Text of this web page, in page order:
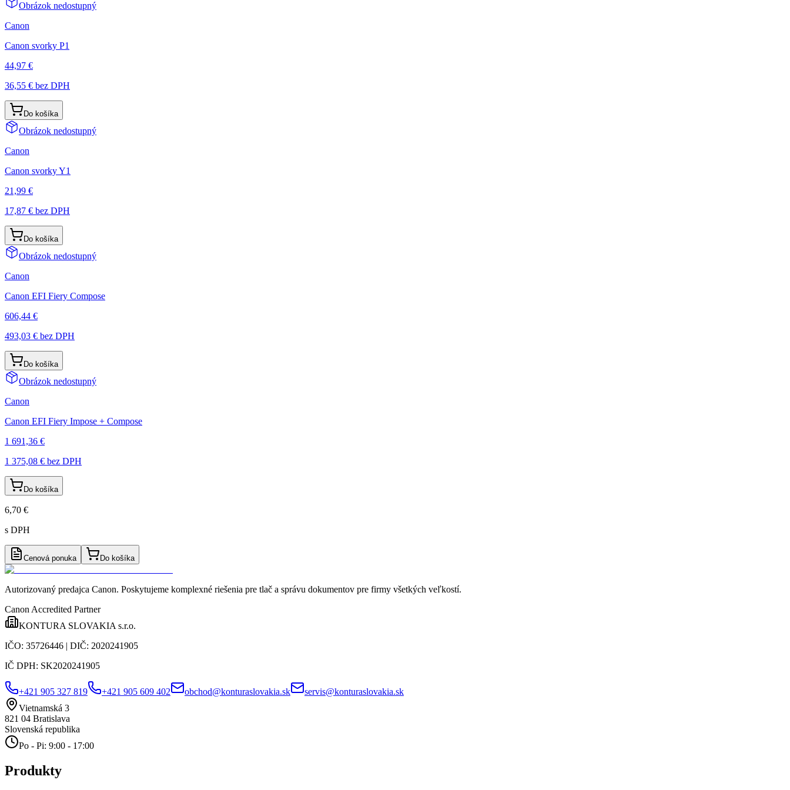
Obrázok nedostupný
Canon
Canon svorky P1
44,97 €
36,55 € bez DPH
Do košíka
Obrázok nedostupný
Canon
Canon svorky Y1
21,99 €
17,87 € bez DPH
Do košíka
Obrázok nedostupný
Canon
Canon EFI Fiery Compose
606,44 €
493,03 € bez DPH
Do košíka
Obrázok nedostupný
Canon
Canon EFI Fiery Impose + Compose
1 691,36 €
1 375,08 € bez DPH
Do košíka
6,70 €
s DPH
Cenová ponuka Do košíka
Autorizovaný predajca Canon. Poskytujeme komplexné riešenia pre tlač a správu dokumentov pre firmy všetkých veľkostí.
Canon Accredited Partner
KONTURA SLOVAKIA s.r.o.
IČO: 35726446 | DIČ: 2020241905
IČ DPH: SK2020241905
+421 905 327 819 +421 905 609 402 obchod@konturaslovakia.sk
servis@konturaslovakia.sk
Vietnamská 3
821 04 Bratislava
Slovenská republika
Po - Pi: 9:00 - 17:00
Produkty